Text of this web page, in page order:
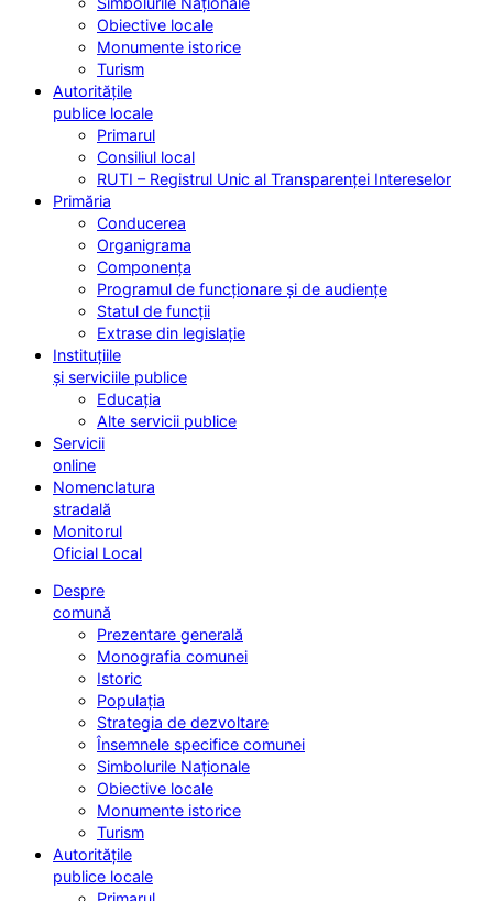
Obiective locale
Monumente istorice
Turism
Autoritățile
publice locale
Primarul
Consiliul local
RUTI – Registrul Unic al Transparenței Intereselor
Primăria
Conducerea
Organigrama
Componența
Programul de funcționare și de audiențe
Statul de funcții
Extrase din legislație
Instituțiile
și serviciile publice
Educația
Alte servicii publice
Servicii
online
Nomenclatura
stradală
Monitorul
Oficial Local
Despre
comună
Prezentare generală
Monografia comunei
Istoric
Populația
Strategia de dezvoltare
Însemnele specifice comunei
Simbolurile Naționale
Obiective locale
Monumente istorice
Turism
Autoritățile
publice locale